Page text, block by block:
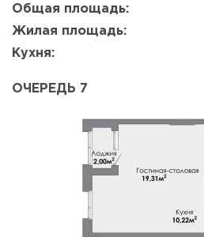
Общая площадь:
Жилая площадь:
Кухня:
ОЧЕРЕДЬ 7
Да, удалить Отмена